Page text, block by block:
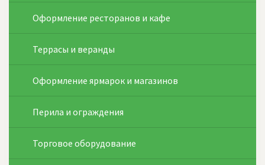
Оформление ресторанов и кафе
Террасы и веранды
Оформление ярмарок и магазинов
Перила и ограждения
Торговое оборудование